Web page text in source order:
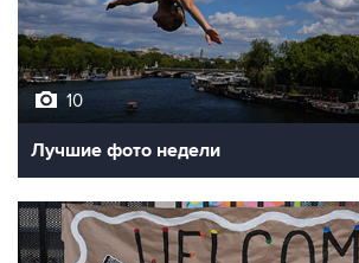
10
Лучшие фото недели